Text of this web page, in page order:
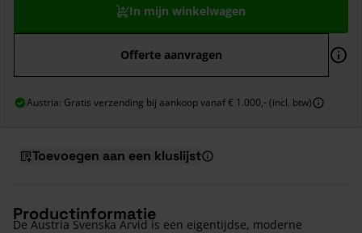
In mijn winkelwagen
Offerte aanvragen
Austria: Gratis verzending bij aankoop vanaf € 1.000,- (incl. btw)
Toevoegen aan een kluslijst
Productinformatie
De Austria Svenska Arvid is een eigentijdse, moderne